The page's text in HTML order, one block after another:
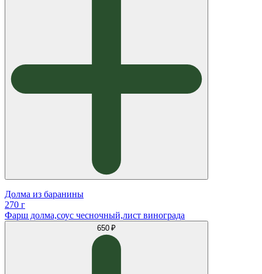
Долма из баранины
270 г
Фарш долма,соус чесночный,лист винограда
650 ₽